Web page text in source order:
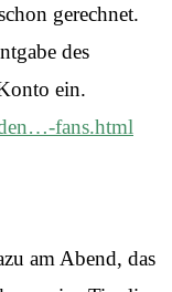
gerechnet.
des
ein.
fans.html
am Abend, das